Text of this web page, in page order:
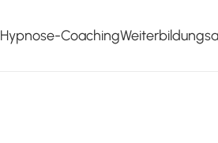
Hypnose-Coaching